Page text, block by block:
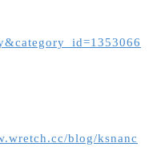
blog/ksnanc